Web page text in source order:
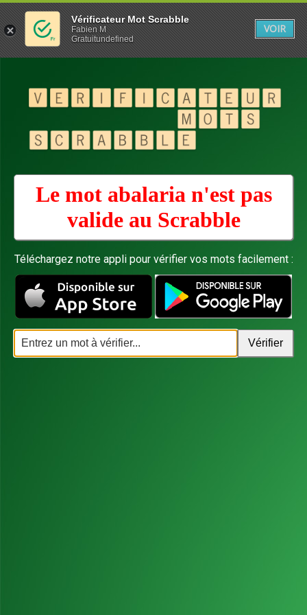
Le mot abalaria n'est pas
valide au Scrabble
Téléchargez notre appli pour vérifier vos mots facilement :
Vérificateur Mot Scrabble
Fabien M
Gratuitundefined
VOIR